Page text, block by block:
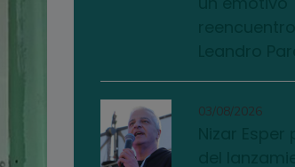
03/08/2026